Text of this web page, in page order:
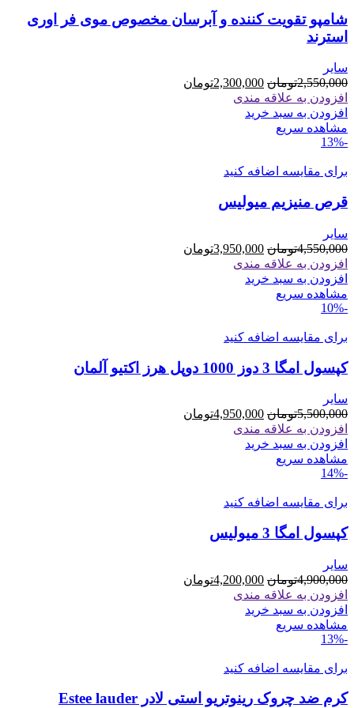
شامپو تقویت کننده و آبرسان مخصوص موی فر اوری
استرند
سایر
2,550,000تومان قیمت
اصلی
2,300,000تومان
افزودن به علاقه مندی
افزودن به سبد خرید
مشاهده سریع
-13%
برای مقایسه اضافه کنید
قرص منیزیم میولیس
سایر
4,550,000تومان قیمت
اصلی
3,950,000تومان
افزودن به علاقه مندی
افزودن به سبد خرید
مشاهده سریع
-10%
برای مقایسه اضافه کنید
کپسول امگا 3 دوز 1000 دوپل هرز اکتیو آلمان
سایر
5,500,000تومان قیمت
اصلی
4,950,000تومان
افزودن به علاقه مندی
افزودن به سبد خرید
مشاهده سریع
-14%
برای مقایسه اضافه کنید
کپسول امگا 3 میولیس
سایر
4,900,000تومان قیمت
اصلی
4,200,000تومان
افزودن به علاقه مندی
افزودن به سبد خرید
مشاهده سریع
-13%
برای مقایسه اضافه کنید
کرم ضد چروک رینوتریو استی لادر Estee lauder